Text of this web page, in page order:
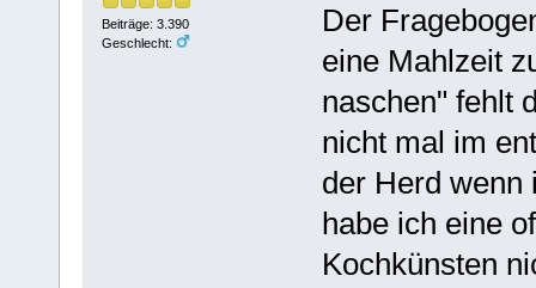
Beiträge: 3.390
Geschlecht:
Der
eine Mahlzeit
naschen" fehlt
nicht mal im
der Herd wenn
habe ich eine
Kochkünsten